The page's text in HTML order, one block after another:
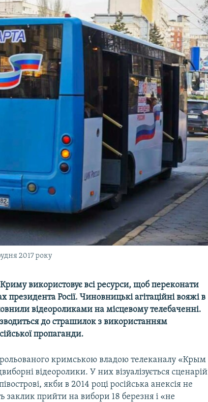
2017 року
використовує всі ресурси, щоб переконати
Росії. Чиновницькі агітаційні вояжі в
відеороликами на місцевому телебаченні.
до страшилок з використанням
пропаганди.
кримською владою телеканалу «Крым
відеоролики. У них візуалізується сценарій
якби в 2014 році російська анексія не
заклик прийти на вибори 18 березня і «не